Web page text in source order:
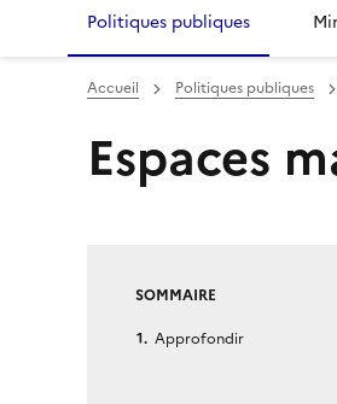
Politiques publiques
Vous êtes ici :
Accueil
Politiques publiques
Espaces
SOMMAIRE
Approfondir